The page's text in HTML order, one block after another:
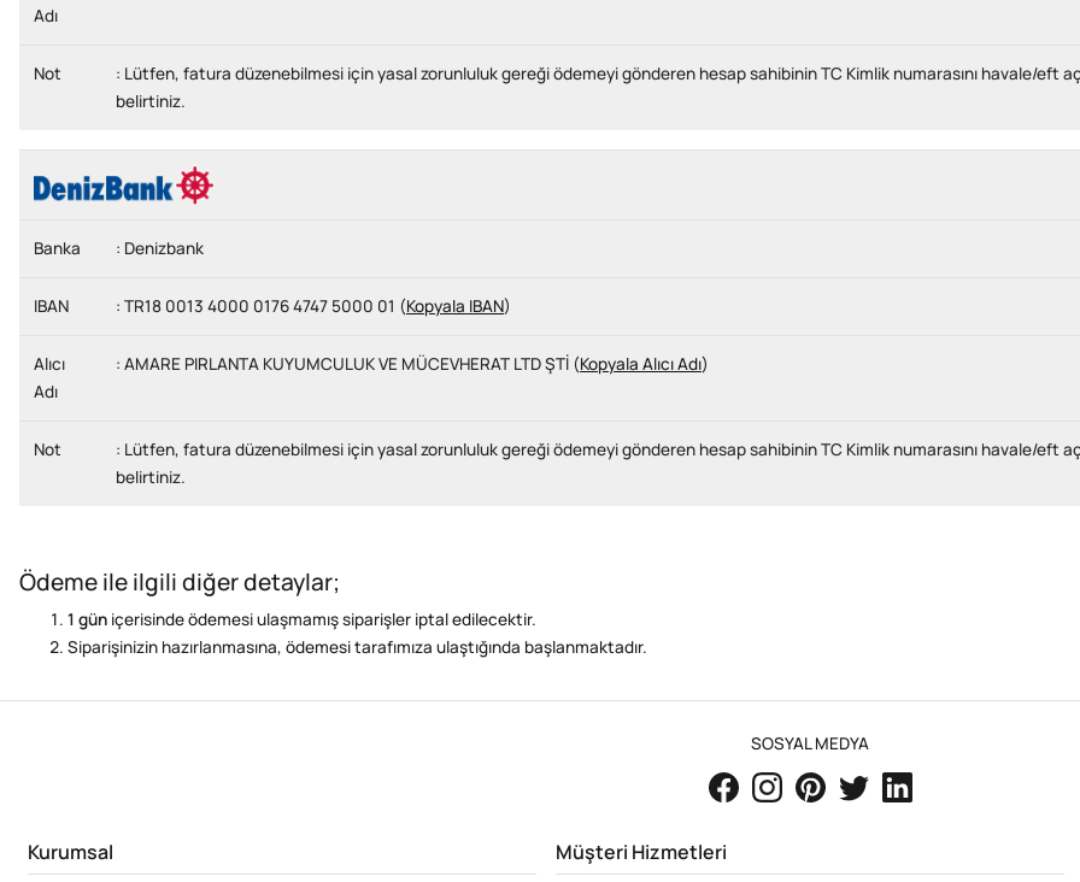
Adı
Not
: Lütfen, fatura düzenebilmesi için yasal zorunluluk gereği ödemeyi gönderen hesap sahibinin TC Kimlik numarasını havale/eft
belirtiniz.
Banka : Denizbank
IBAN : TR18 0013 4000 0176 4747 5000 01 (Kopyala IBAN)
Alıcı
Adı
: AMARE PIRLANTA KUYUMCULUK VE MÜCEVHERAT LTD ŞTİ (Kopyala Alıcı Adı)
Not
: Lütfen, fatura düzenebilmesi için yasal zorunluluk gereği ödemeyi gönderen hesap sahibinin TC Kimlik numarasını havale/eft
belirtiniz.
Ödeme ile ilgili diğer detaylar;
1 gün içerisinde ödemesi ulaşmamış siparişler iptal edilecektir.
Siparişinizin hazırlanmasına, ödemesi tarafımıza ulaştığında başlanmaktadır.
SOSYAL MEDYA
Kurumsal Müşteri Hizmetleri